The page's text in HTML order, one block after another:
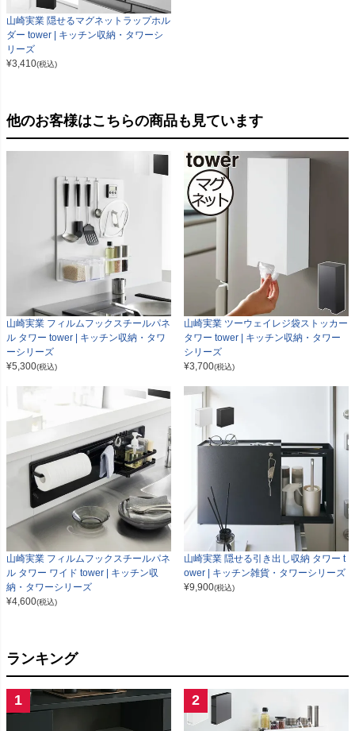
山崎実業 隠せるマグネットラップホル
ダー tower | キッチン収納・タワーシ
リーズ
¥3,410(税込)
他のお客様はこちらの商品も見ています
山崎実業 フィルムフックスチールパネ
ル タワー tower | キッチン収納・タワ
ーシリーズ
¥5,300(税込)
山崎実業 ツーウェイレジ袋ストッカー
タワー tower | キッチン収納・タワー
シリーズ
¥3,700(税込)
山崎実業 フィルムフックスチールパネ
ル タワー ワイド tower | キッチン収
納・タワーシリーズ
¥4,600(税込)
山崎実業 隠せる引き出し収納 タワー t
ower | キッチン雑貨・タワーシリーズ
¥9,900(税込)
ランキング
1 2